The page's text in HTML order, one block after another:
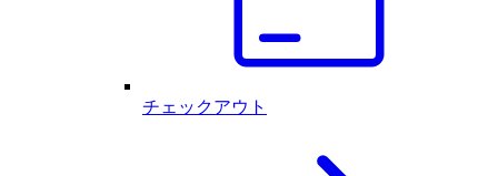
チェックアウト